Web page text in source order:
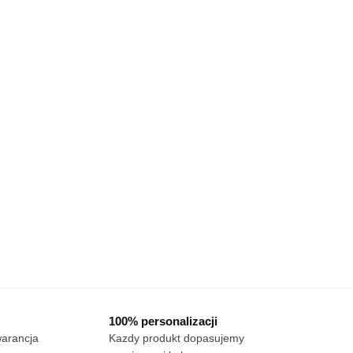
100% personalizacji
Kazdy produkt dopasujemy